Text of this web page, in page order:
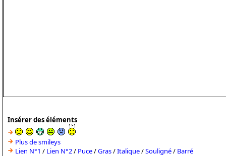
Insérer des éléments
Plus de smileys
Lien N°1 / Lien N°2/ Puce/Gras/Italique/Souligné/ Barré